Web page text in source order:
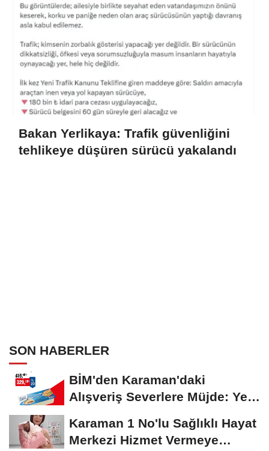
Bakan Yerlikaya: Trafik güvenliğini
tehlikeye düşüren sürücü yakalandı
SON HABERLER
BİM'den Karaman'daki
Alışveriş Severlere Müjde: Yeni
Karaman 1 No'lu Sağlıklı Hayat
Merkezi Hizmet Vermeye